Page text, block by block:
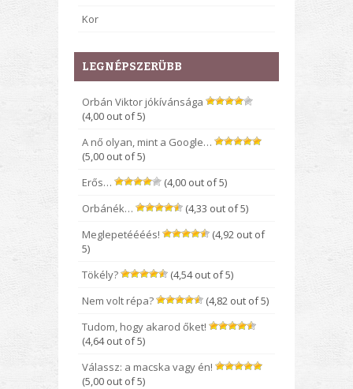
Kor
LEGNÉPSZERÜBB
Orbán Viktor jókívánsága
(4,00 out of 5)
A nő olyan, mint a Google…
(5,00 out of 5)
Erős…
(4,00 out of 5)
Orbánék…
(4,33 out of 5)
Meglepetéééés!
(4,92 out of
5)
Tökély?
(4,54 out of 5)
Nem volt répa?
(4,82 out of 5)
Tudom, hogy akarod őket!
(4,64 out of 5)
Válassz: a macska vagy én!
(5,00 out of 5)